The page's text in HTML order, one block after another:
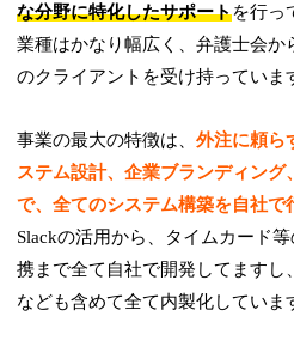
な分野に特化したサポートを行っ
業種はかなり幅広く、弁護士会か
のクライアントを受け持っていま
事業の最大の特徴は、外注に頼ら
ステム設計、企業ブランディング
で、全てのシステム構築を自社で
Slackの活用から、タイムカード
携まで全て自社で開発してますし
なども含めて全て内製化していま